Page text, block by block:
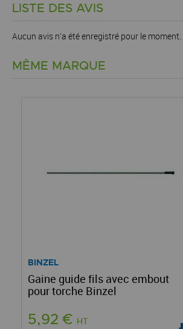
LISTE DES AVIS
Aucun avis n'a été enregistré pour le moment.
MÊME MARQUE
BINZEL
Gaine guide fils avec embout
pour torche Binzel
5,92 € HT